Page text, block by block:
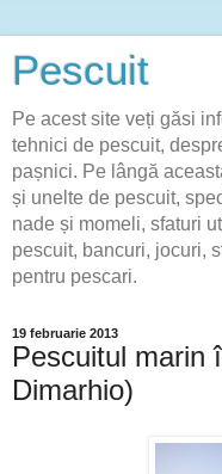
Pescuit
Pe acest site veți găsi
tehnici de pescuit,
pașnici. Pe lângă
și unelte de pescuit,
nade și momeli, sfaturi
pescuit, bancuri, jocuri,
pentru pescari.
19 februarie 2013
Pescuitul marin
Dimarhio)